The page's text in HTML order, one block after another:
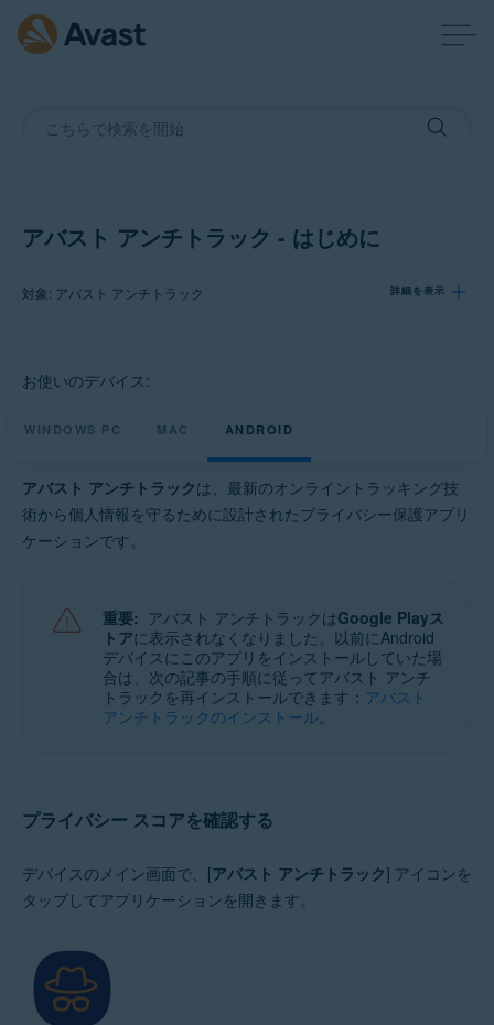
アバスト アンチトラック - はじめに
対象: アバスト アンチトラック 詳細を表示
製品:
Windows、macOS、Android
お使いのデバイス:
WINDOWS PC MAC ANDROID
アバスト アンチトラックは、最新のオンライントラッキング技
術から個人情報を守るために設計されたプライバシー保護アプリ
ケーションです。
重要: アバスト アンチトラックはGoogle Playス
トアに表示されなくなりました。以前にAndroid
デバイスにこのアプリをインストールしていた場
合は、次の記事の手順に従ってアバスト アンチ
トラックを再インストールできます： アバスト
アンチトラックのインストール。
プライバシー スコアを確認する
デバイスのメイン画面で、[アバスト アンチトラック] アイコンを
タップしてアプリケーションを開きます。